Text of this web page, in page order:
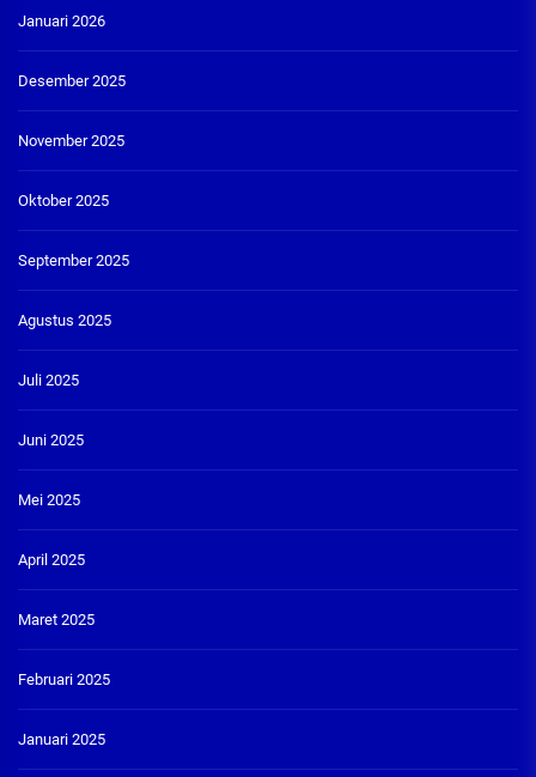
Januari 2026
Desember 2025
November 2025
Oktober 2025
September 2025
Agustus 2025
Juli 2025
Juni 2025
Mei 2025
April 2025
Maret 2025
Februari 2025
Januari 2025